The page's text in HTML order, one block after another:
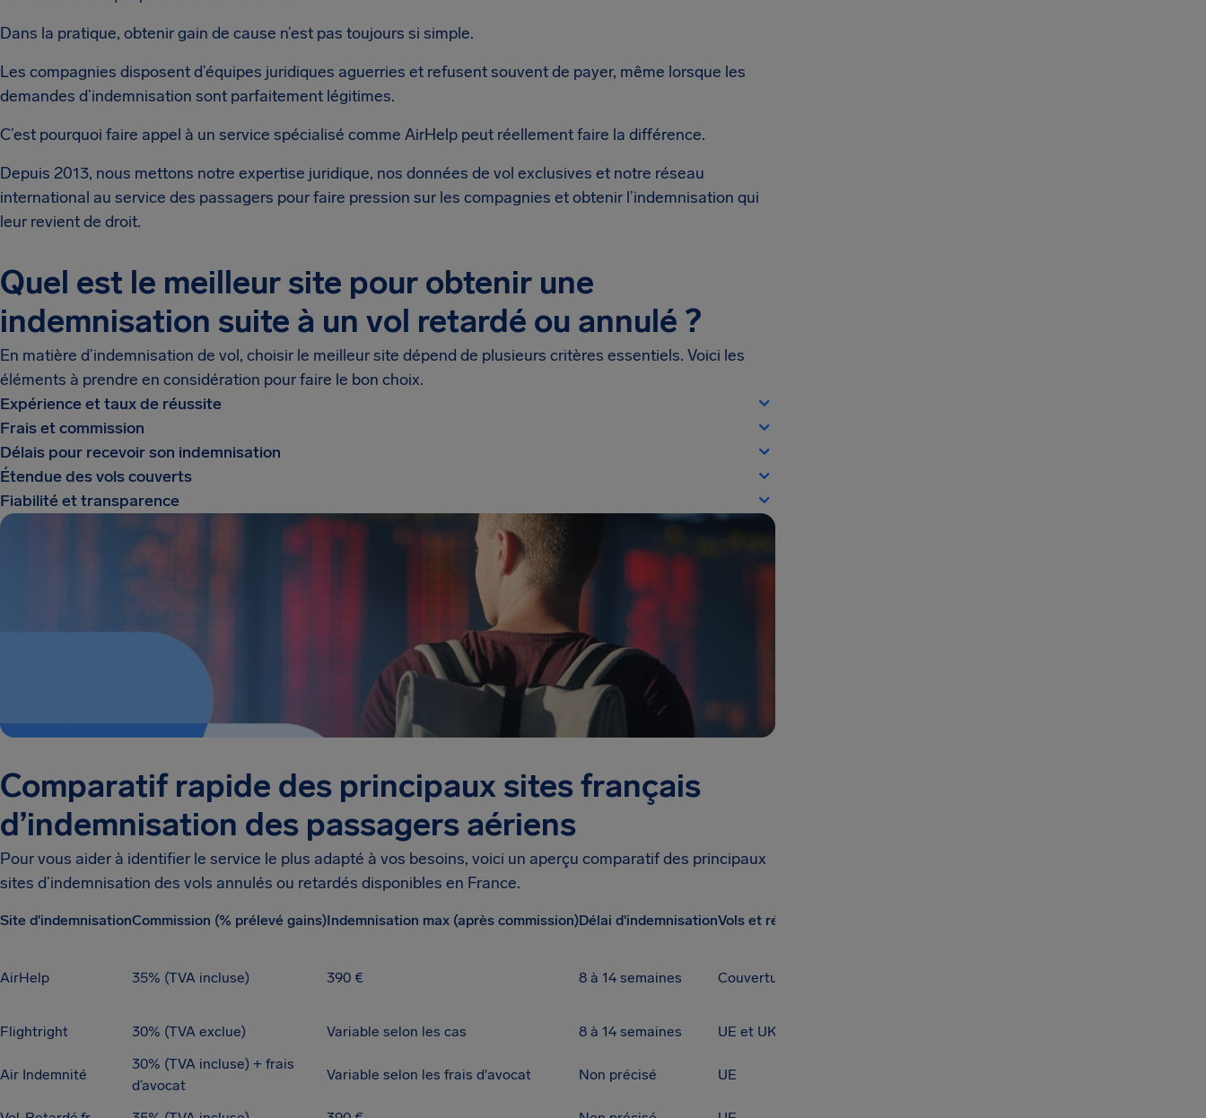
Dans la pratique, obtenir gain de cause n’est pas toujours si simple.
Les compagnies disposent d’équipes juridiques aguerries et refusent souvent de payer, même lorsque les
demandes d’indemnisation sont parfaitement légitimes.
C’est pourquoi faire appel à un service spécialisé comme AirHelp peut réellement faire la différence.
Depuis 2013, nous mettons notre expertise juridique, nos données de vol exclusives et notre réseau
international au service des passagers pour faire pression sur les compagnies et obtenir l’indemnisation qui
leur revient de droit.
Quel est le meilleur site pour obtenir une
indemnisation suite à un vol retardé ou annulé ?
En matière d’indemnisation de vol, choisir le meilleur site dépend de plusieurs critères essentiels. Voici les
éléments à prendre en considération pour faire le bon choix.
Expérience et taux de réussite
Frais et commission
Délais pour recevoir son indemnisation
Étendue des vols couverts
Fiabilité et transparence
Comparatif rapide des principaux sites français
d’indemnisation des passagers aériens
Pour vous aider à identifier le service le plus adapté à vos besoins, voici un aperçu comparatif des principaux
sites d’indemnisation des vols annulés ou retardés disponibles en France.
Site d'indemnisationCommission (% prélevé gains)Indemnisation max (après commission)Délai d'indemnisationVols et régions couvertes
AirHelp 35% (TVA incluse) 390 € 8 à 14 semaines Couverture mondiale
Flightright 30% (TVA exclue) Variable selon les cas 8 à 14 semaines UE et UK
Air Indemnité
30% (TVA incluse) + frais
d’avocat
Variable selon les frais d'avocat Non précisé UE